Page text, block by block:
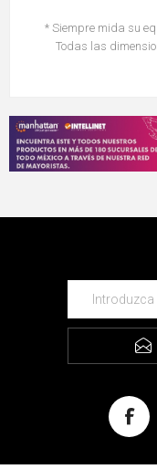
* Siempre mida su
Todas las